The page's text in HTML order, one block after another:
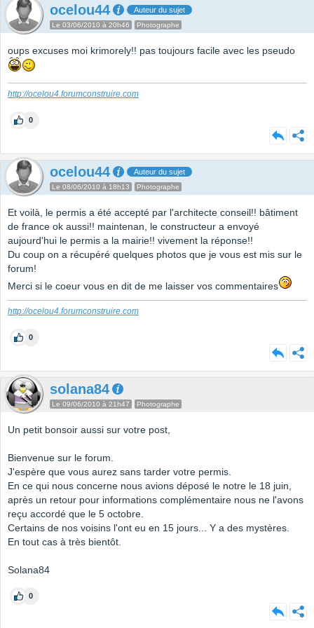
ocelou44 Auteur du sujet
Le 03/06/2010 à 20h46 Photographe
oups excuses moi krimorely!! pas toujours facile avec les pseudo
http://ocelou4.forumconstruire.com
0
ocelou44 Auteur du sujet
Le 08/06/2010 à 18h13 Photographe
Et voilà, le permis a été accepté par l'architecte conseil!! bâtiment
de france ok aussi!! maintenan, le constructeur a envoyé
aujourd'hui le permis a la mairie!! vivement la réponse!!
Du coup on a récupéré quelques photos que je vous est mis sur le
forum!
Merci si le coeur vous en dit de me laisser vos commentaires
http://ocelou4.forumconstruire.com
0
solana84
Le 09/06/2010 à 21h47 Photographe
Un petit bonsoir aussi sur votre post,
Bienvenue sur le forum.
J'espère que vous aurez sans tarder votre permis.
En ce qui nous concerne nous avions déposé le notre le 18 juin,
après un retour pour informations complémentaire nous ne l'avons
reçu accordé que le 5 octobre.
Certains de nos voisins l'ont eu en 15 jours... Y a des mystères.
En tout cas à très bientôt.
Solana84
0